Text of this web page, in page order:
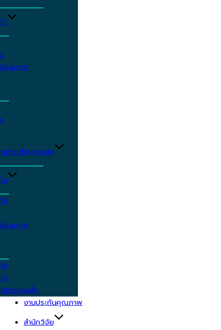
จ
ละการ
สูตรปริญญาเอก
จ
ต
ละการ
ต
า
ตรระยะสั้น
งานประกันคุณภาพ
สำนักวิจัย